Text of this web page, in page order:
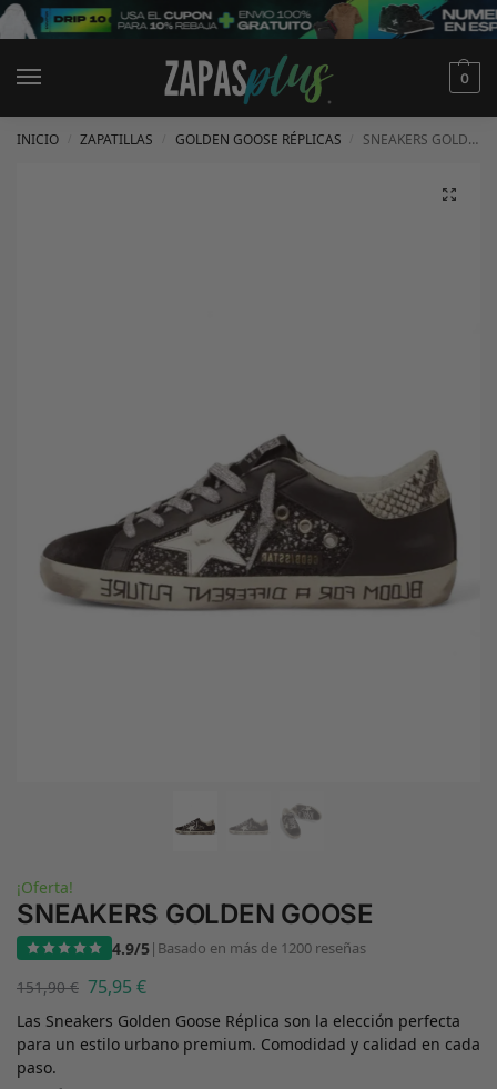
0
INICIO ZAPATILLAS GOLDEN GOOSE RÉPLICAS SNEAKERS GOLDEN GOOSE
¡Oferta!
SNEAKERS GOLDEN GOOSE
4.9/5| Basado en más de 1200 reseñas
151,90€ 75,95 €
Las Sneakers Golden Goose Réplica son la elección perfecta
para un estilo urbano premium. Comodidad y calidad en cada
paso.